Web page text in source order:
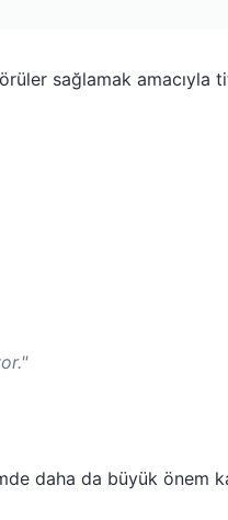
sağlamak amacıyla
daha da büyük önem